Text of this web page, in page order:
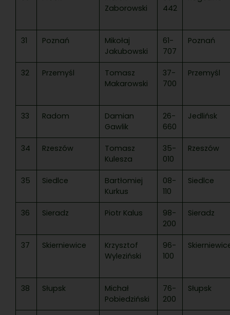
Zaborowski
442
31 Poznań
Mikołaj
Jakubowski
61-
707
Poznań
32 Przemyśl
Tomasz
Makarowski
37-
700
Przemyśl
33 Radom
Damian
Gawlik
26-
660
Jedlińsk
34 Rzeszów
Tomasz
Kulesza
35-
010
Rzeszów
35 Siedlce
Bartłomiej
Kurkus
08-
110
Siedlce
36 Sieradz Piotr Kalus
98-
200
Sieradz
37 Skierniewice
Krzysztof
Wyleziński
96-
100
38 Słupsk
Michał
Pobiedziński
76-
200
Słupsk